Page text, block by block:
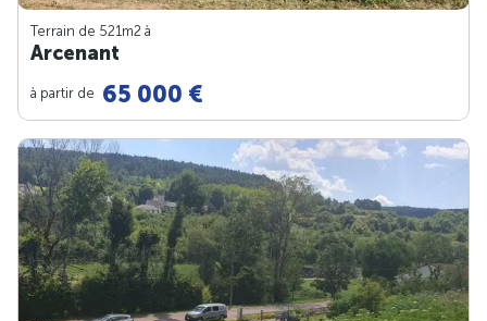
Terrain de 521m2 à
Arcenant
à partir de 65 000 €